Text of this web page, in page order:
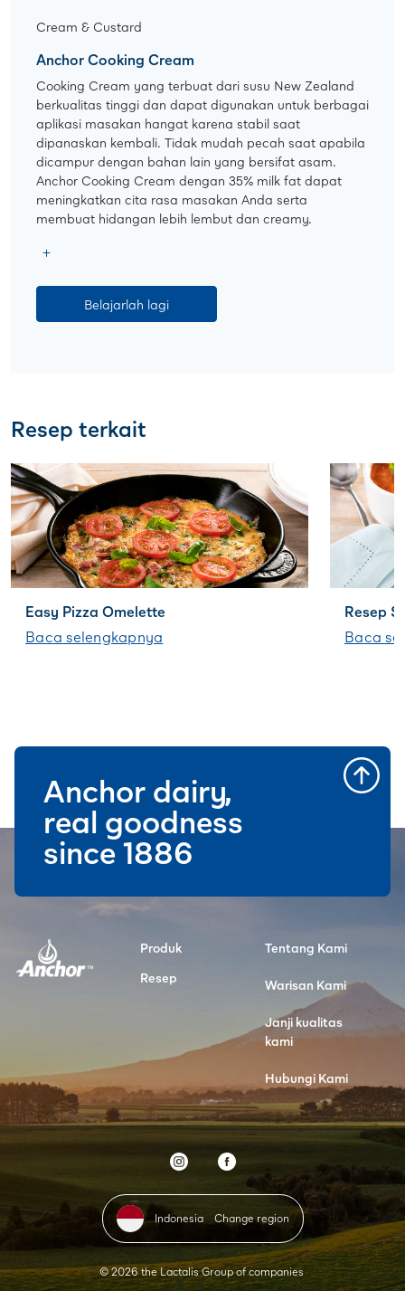
Cream & Custard
Anchor Cooking Cream
Cooking Cream yang terbuat dari susu New Zealand
berkualitas tinggi dan dapat digunakan untuk berbagai
aplikasi masakan hangat karena stabil saat
dipanaskan kembali. Tidak mudah pecah saat apabila
dicampur dengan bahan lain yang bersifat asam.
Anchor Cooking Cream dengan 35% milk fat dapat
meningkatkan cita rasa masakan Anda serta
membuat hidangan lebih lembut dan creamy.
Belajarlah lagi
Resep terkait
Easy Pizza Omelette
Baca selengkapnya
Resep
Baca
Produk
Resep
Tentang Kami
Warisan Kami
Janji kualitas
kami
Hubungi Kami
Indonesia Change region
© 2026 the Lactalis Group of companies
Anchor dairy,
real goodness
since 1886